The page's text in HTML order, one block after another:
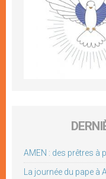
AMEN : des prêtres à
La journée du pape à